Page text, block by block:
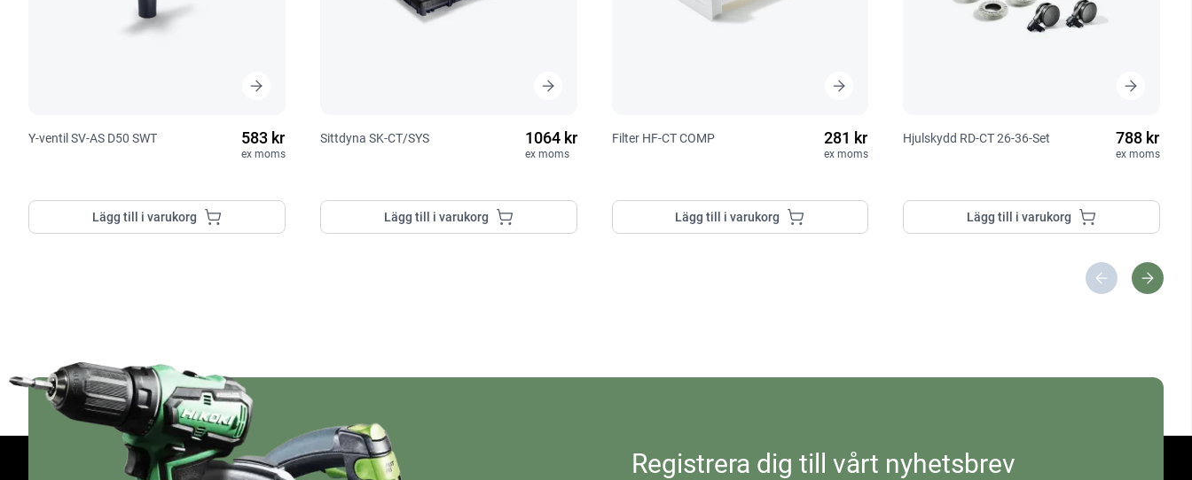
Y-ventil SV-AS D50 SWT 583 kr
ex moms
Lägg till i varukorg
Sittdyna SK-CT/SYS 1064 kr
ex moms
Lägg till i varukorg
Filter HF-CT COMP 281 kr
ex moms
Lägg till i varukorg
Hjulskydd RD-CT 26-36-Set 788 kr
ex moms
Lägg till i varukorg
Registrera dig till vårt nyhetsbrev